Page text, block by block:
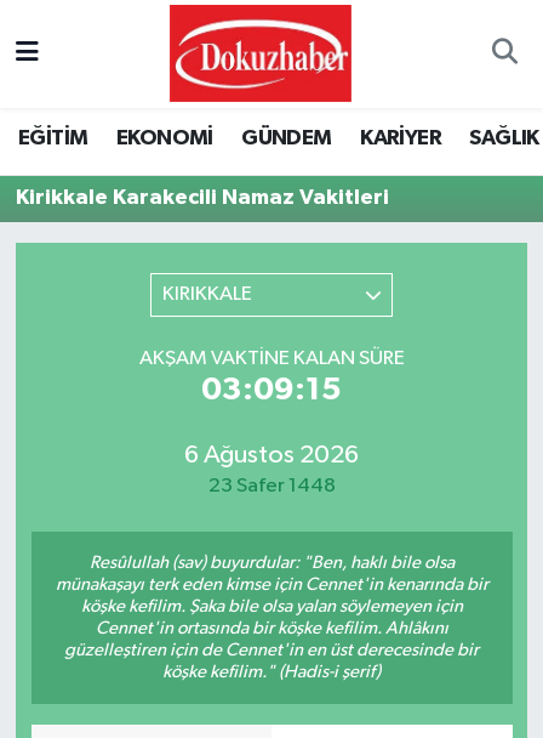
EĞİTİM EKONOMİ GÜNDEM KARİYER SAĞLIK
Kirikkale Karakecili Namaz Vakitleri
KIRIKKALE
AKŞAM VAKTINE KALAN SÜRE
03:09:15
6 Ağustos 2026
23 Safer 1448
Resûlullah (sav) buyurdular: "Ben, haklı bile olsa
münakaşayı terk eden kimse için Cennet'in kenarında bir
köşke kefilim. Şaka bile olsa yalan söylemeyen için
Cennet'in ortasında bir köşke kefilim. Ahlâkını
güzelleştiren için de Cennet'in en üst derecesinde bir
köşke kefilim." (Hadis-i şerif)
Tüm Manşetler